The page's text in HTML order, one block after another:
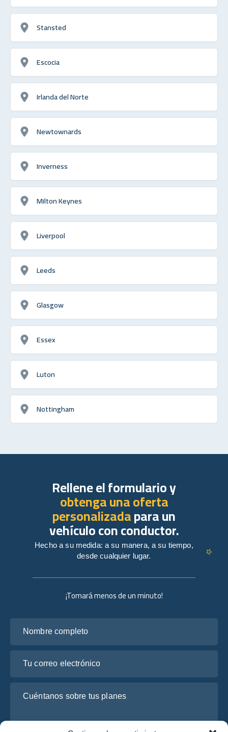
Stansted
Escocia
Irlanda del Norte
Newtownards
Inverness
Milton Keynes
Liverpool
Leeds
Glasgow
Essex
Luton
Nottingham
¡Tomará menos de un minuto!
Rellene el formulario y
obtenga una oferta
personalizadapara un
vehículo con conductor.
Hecho a su medida: a su manera, a su tiempo,
desde cualquier lugar.